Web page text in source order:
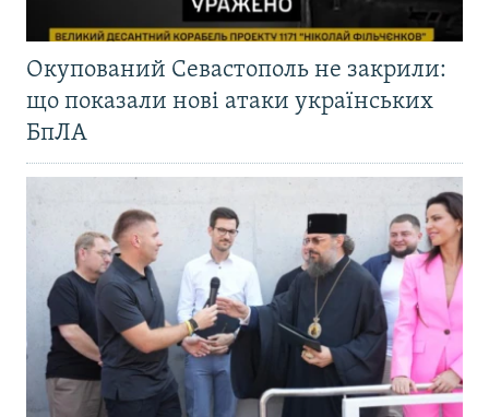
Окупований Севастополь не закрили:
що показали нові атаки українських
БпЛА